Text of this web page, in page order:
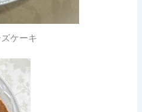
ケーキ